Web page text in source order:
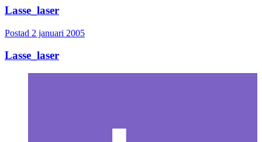
Lasse_laser
Postad 2 januari 2005
Lasse_laser